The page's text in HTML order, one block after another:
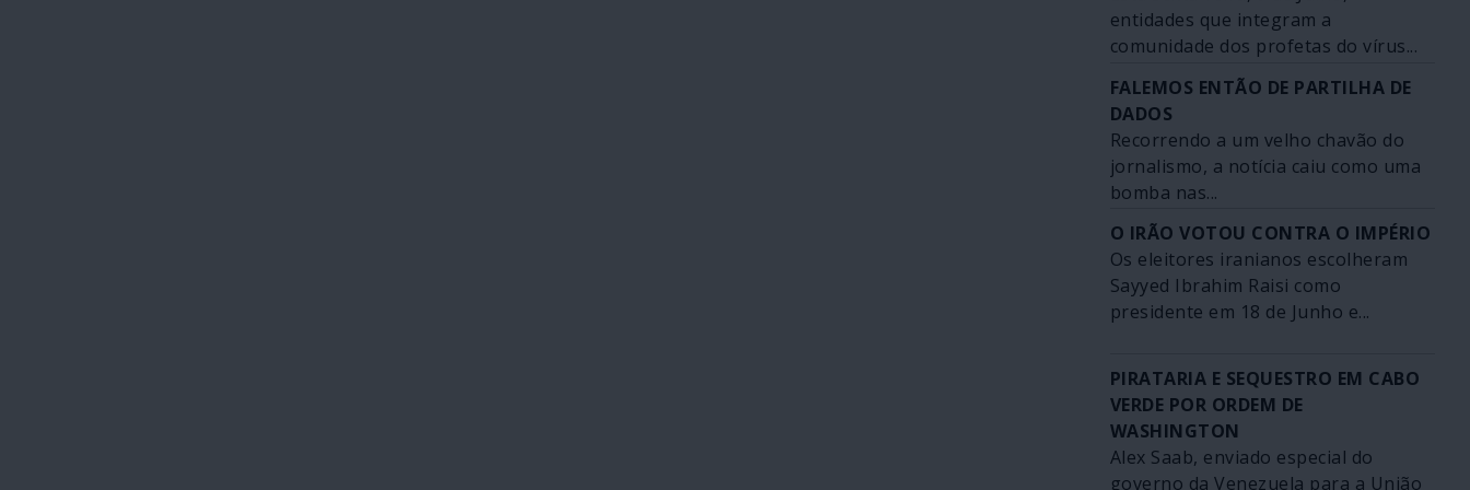
entidades que integram a
comunidade dos profetas do vírus...
FALEMOS ENTÃO DE PARTILHA DE
DADOS
Recorrendo a um velho chavão do
jornalismo, a notícia caiu como uma
bomba nas...
O IRÃO VOTOU CONTRA O IMPÉRIO
Os eleitores iranianos escolheram
Sayyed Ibrahim Raisi como
presidente em 18 de Junho e...
PIRATARIA E SEQUESTRO EM CABO
VERDE POR ORDEM DE
WASHINGTON
Alex Saab, enviado especial do
governo da Venezuela para a União